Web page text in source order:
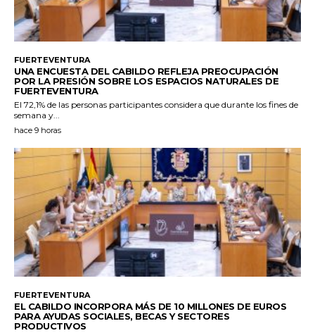
FUERTEVENTURA
UNA ENCUESTA DEL CABILDO REFLEJA PREOCUPACIÓN
POR LA PRESIÓN SOBRE LOS ESPACIOS NATURALES DE
FUERTEVENTURA
El 72,1% de las personas participantes considera que durante los fines de
semana y...
hace 9 horas
FUERTEVENTURA
EL CABILDO INCORPORA MÁS DE 10 MILLONES DE EUROS
PARA AYUDAS SOCIALES, BECAS Y SECTORES
PRODUCTIVOS